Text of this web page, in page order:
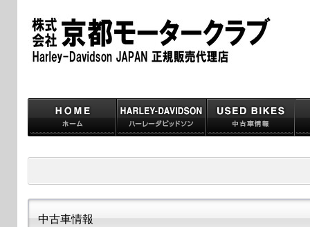
中古車情報